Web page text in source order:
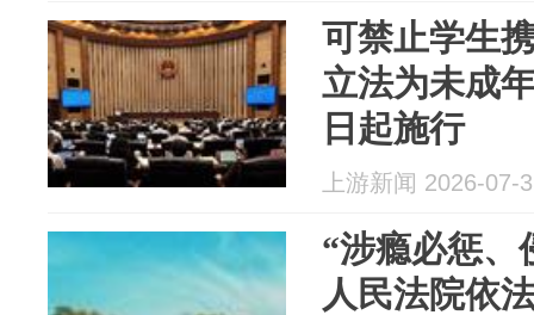
可禁止学生
立法为未成
日起施行
上游新闻 2026-07-
“涉瘾必惩
人民法院依